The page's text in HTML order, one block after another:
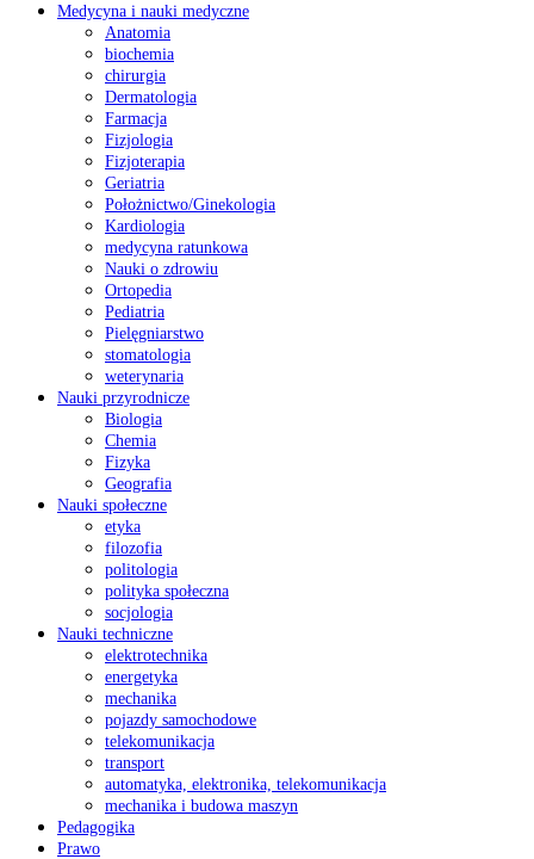
Medycyna i nauki medyczne
Anatomia
biochemia
chirurgia
Dermatologia
Farmacja
Fizjologia
Fizjoterapia
Geriatria
Położnictwo/Ginekologia
Kardiologia
medycyna ratunkowa
Nauki o zdrowiu
Ortopedia
Pediatria
Pielęgniarstwo
stomatologia
weterynaria
Nauki przyrodnicze
Biologia
Chemia
Fizyka
Geografia
Nauki społeczne
etyka
filozofia
politologia
polityka społeczna
socjologia
Nauki techniczne
elektrotechnika
energetyka
mechanika
pojazdy samochodowe
telekomunikacja
transport
automatyka, elektronika, telekomunikacja
mechanika i budowa maszyn
Pedagogika
Prawo